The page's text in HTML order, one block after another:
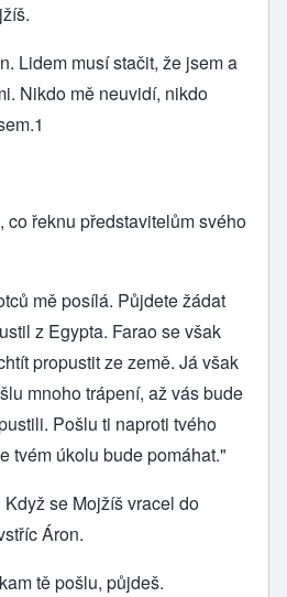
Lidem musí stačit, že jsem a
Nikdo mě neuvidí, nikdo
co řeknu představitelům svého
mě posílá. Půjdete žádat
z Egypta. Farao se však
propustit ze země. Já však
mnoho trápení, až vás bude
Pošlu ti naproti tvého
tvém úkolu bude pomáhat."
se Mojžíš vracel do
Áron.
tě pošlu, půjdeš.